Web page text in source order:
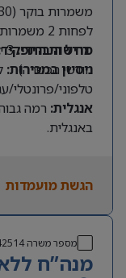
לפחות 2 משמרות ערב בשבוע – חובה
מודל היברידי:
חודשי הכשרה).
דרישות
ניסיון במכירות:
טלפוני/פרונטלי/
אנגלית: רמה
באנגלית.
הגשת מועמדות
מספר משרה
מנה”ח ללא